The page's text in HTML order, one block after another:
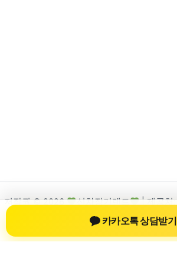
저작권 © 2026 신차장기렌트 | 제공처:
테마
카카오톡 상담받기